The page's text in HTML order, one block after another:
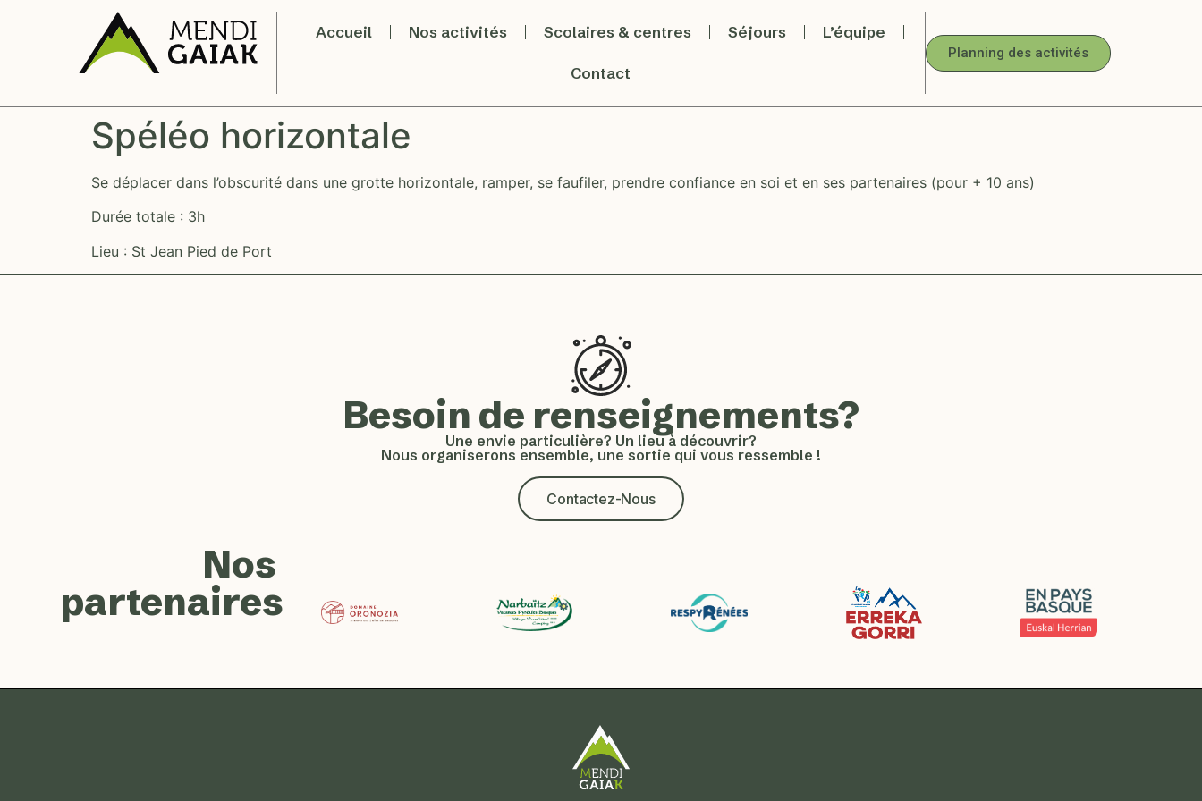
Accueil Nos activités Scolaires & centres Séjours L’équipe
Contact
Planning des activités
Spéléo horizontale
Se déplacer dans l’obscurité dans une grotte horizontale, ramper, se faufiler, prendre confiance en soi et en ses partenaires (pour + 10 ans)
Durée totale : 3h
Lieu : St Jean Pied de Port
Besoin de renseignements?
Une envie particulière? Un lieu à découvrir?
Nous organiserons ensemble, une sortie qui vous ressemble !
Contactez-Nous
Nos
partenaires